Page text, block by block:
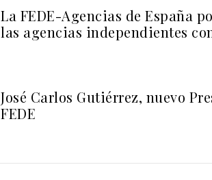
La FEDE-Agencias de España
las agencias independientes
José Carlos Gutiérrez, nuevo
FEDE